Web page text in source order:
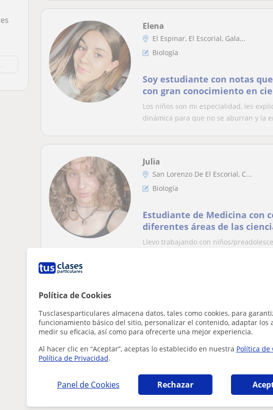
Política de Cookies
Tusclasesparticulares almacena datos, tales como cookies, para
funcionamiento básico del sitio, personalizar el contenido, adaptar los
medir su eficacia, así como para ofrecerte una mejor experiencia.
Al hacer clic en “Aceptar”, aceptas lo establecido en nuestra Política de
Política de Privacidad.
Panel de Cookies Rechazar
Elena
El Espinar, El Escorial, Gala...
Biología
Soy estudiante con notas
con gran conocimiento en
Los niños son mi especialidad, les
dinámica para que no se aburran y la
Julia
San Lorenzo De El Escorial, C...
Biología
Estudiante de Medicina con
diferentes áreas de las
Lengua e Historia nivel ESO/
Llevo trabajando con niños/
Galapagar, Alpedrete, Collado...
Biología
Soy estudiante de
aprobado con buenas
nivel hasta primero de
Experiencia de 2 meses dando clases
manera virtual o presencial, utilizando,